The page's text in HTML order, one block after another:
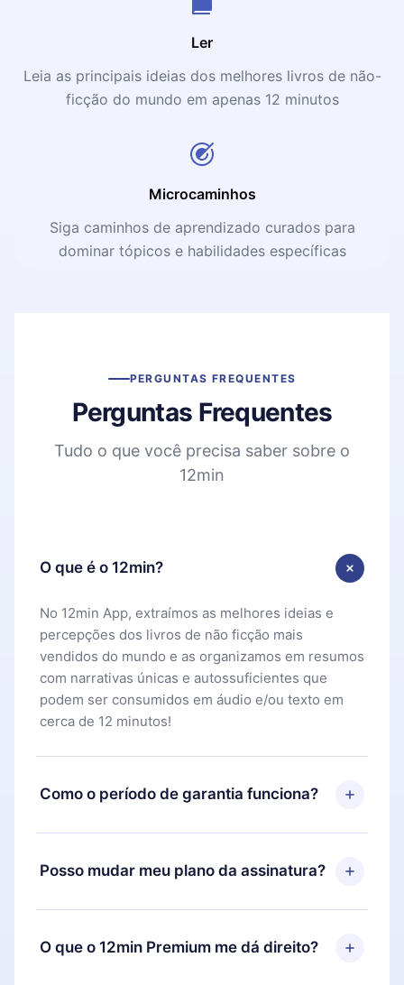
Ler
Leia as principais ideias dos melhores livros de não-
ficção do mundo em apenas 12 minutos
Microcaminhos
Siga caminhos de aprendizado curados para
dominar tópicos e habilidades específicas
PERGUNTAS FREQUENTES
Perguntas Frequentes
Tudo o que você precisa saber sobre o
12min
O que é o 12min?
No 12min App, extraímos as melhores ideias e
percepções dos livros de não ficção mais
vendidos do mundo e as organizamos em resumos
com narrativas únicas e autossuficientes que
podem ser consumidos em áudio e/ou texto em
cerca de 12 minutos!
Como o período de garantia funciona?
Você pode baixar nosso aplicativo e começar a
aproveitar nossa biblioteca. Se por algum motivo
não ficar satisfeito com nossa plataforma, basta
e solicitar o reembolso do valor. Você receberá
Posso mudar meu plano da assinatura?
Sim, mas a mudança só se aplicará a partir do
próximo período de cobrança. Por exemplo, se
você decidiu mudar sua assinatura mensal para
O que o 12min Premium me dá direito?